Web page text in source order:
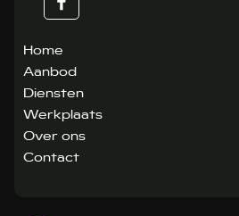
Home
Aanbod
Diensten
Werkplaats
Over ons
Contact